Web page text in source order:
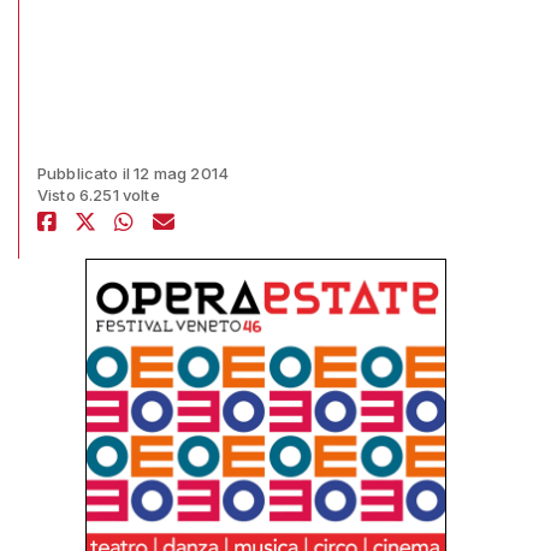
Pubblicato il 12 mag 2014
Visto 6.251 volte